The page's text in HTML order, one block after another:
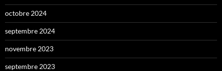
octobre 2024
septembre 2024
novembre 2023
septembre 2023